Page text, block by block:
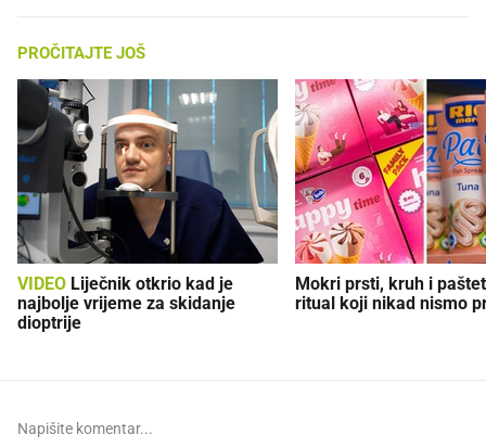
PROČITAJTE JOŠ
VIDEO
najbolje vrijeme za skidanje
dioptrije
Mokri prsti, kruh i
ritual koji nikad nismo